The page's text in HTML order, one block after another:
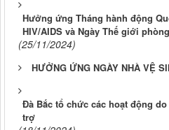
Hưởng ứng Tháng hành động
HIV/AIDS và Ngày Thế giới
(25/11/2024)
HƯỞNG ỨNG NGÀY NHÀ VỆ
Đà Bắc tổ chức các hoạt động
trợ